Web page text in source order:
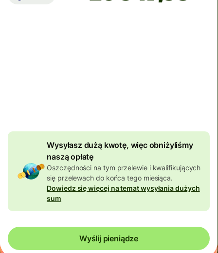
Wysyłasz dużą kwotę, więc obniżyliśmy
naszą opłatę
Oszczędności na tym przelewie i kwalifikujących
się przelewach do końca tego miesiąca.
Dowiedz się więcej na temat wysyłania dużych
sum
Wyślij pieniądze